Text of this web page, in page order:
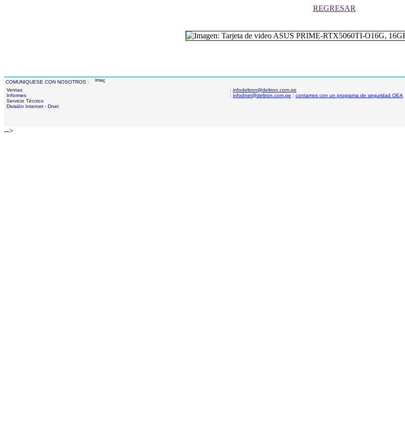
REGRESAR
COMUNIQUESE CON NOSOTROS :
Ventas
Informes
Servicio Técnico
División Internet - Dnet
: infodeltron@deltron.com.pe
: infodnet@deltron.com.pe : contamos con un programa de seguridad OEA
-->